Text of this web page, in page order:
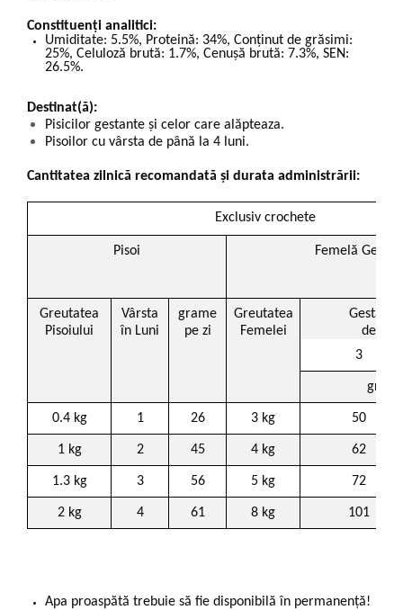
Constituenți analitici:
Umiditate: 5.5%, Proteină: 34%, Conținut de grăsimi:
25%, Celuloză brută: 1.7%, Cenușă brută: 7.3%, SEN:
26.5%.
Destinat(ă):
Pisicilor gestante și celor care alăpteaza.
Pisoilor cu vârsta de până la 4 luni.
Cantitatea zilnică recomandată și durata administrării:
Exclusiv crochete
Pisoi Femelă
Greutatea
Pisoiului
Vârsta
în Luni
grame
pe zi
Greutatea
Femelei
Gestația
de
3
0.4 kg 1 26 3 kg 50
1 kg 2 45 4 kg 62
1.3 kg 3 56 5 kg 72
2 kg 4 61 8 kg 101
Apa proaspătă trebuie să fie disponibilă în permanență!